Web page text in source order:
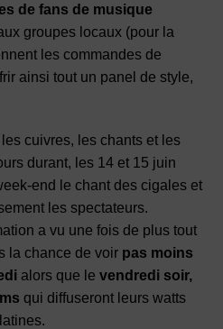
de fans de musique
groupes locaux (pour la
les commandes de
ainsi tout un panel de style,
cuivres, les chants et les
durant, les 14 et 15 juin
end le chant des cigales et
les spectateurs.
a vu une fois de plus tout
la chance de voir pas moins
alors que le vendredi soir,
qui diffuseront leurs watts